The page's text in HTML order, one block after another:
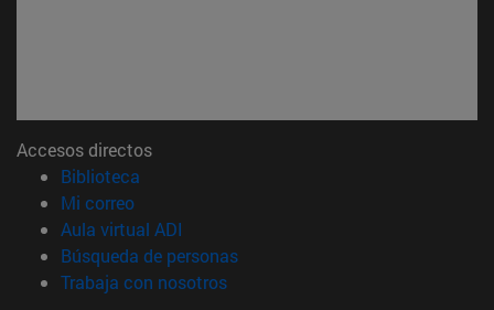
Accesos directos
Biblioteca
Mi correo(abre en nueva ventana)
Aula virtual ADI
Búsqueda de personas(abre en nueva ventana)
Trabaja con nosotros(abre en nueva ventana)